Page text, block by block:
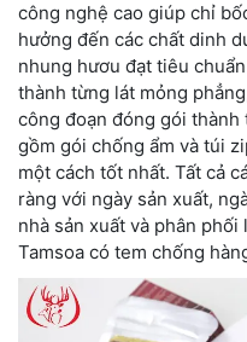
công nghệ cao giúp chỉ
hưởng đến các chất dinh
nhung hươu đạt tiêu
thành từng lát mỏng
công đoạn đóng gói thành
gồm gói chống ẩm và túi
một cách tốt nhất. Tất cả
ràng với ngày sản xuất,
nhà sản xuất và phân
Tamsoa có tem chống